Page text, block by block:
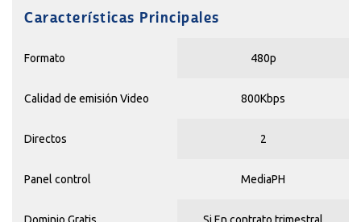
Características Principales
Formato 480p
Calidad de emisión Video 800Kbps
Directos 2
Panel control MediaPH
Dominio Gratis Si En contrato trimestral